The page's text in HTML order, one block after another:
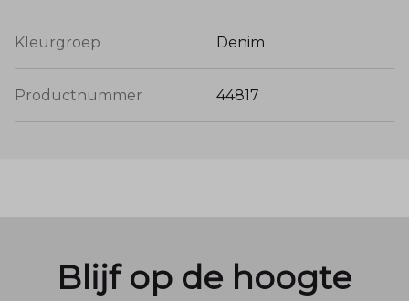
Kleurgroep Denim
Productnummer 44817
Blijf op de hoogte